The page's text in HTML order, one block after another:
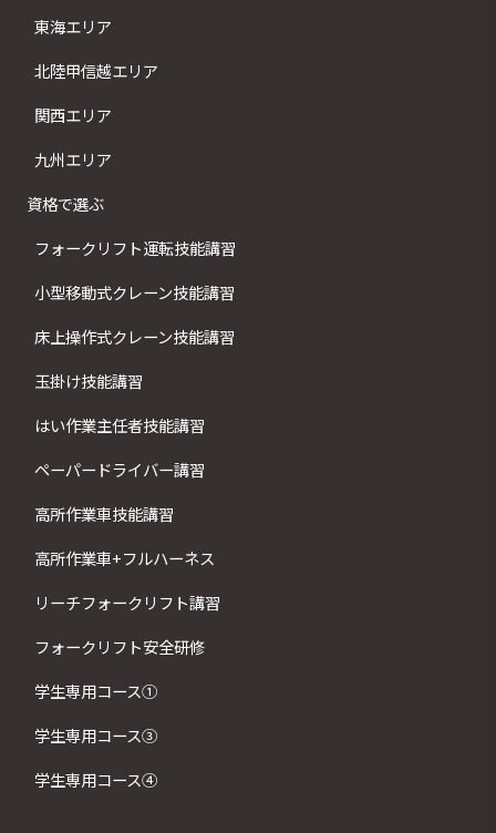
東海エリア
北陸甲信越エリア
関西エリア
九州エリア
資格で選ぶ
フォークリフト運転技能講習
小型移動式クレーン技能講習
床上操作式クレーン技能講習
玉掛け技能講習
はい作業主任者技能講習
ペーパードライバー講習
高所作業車技能講習
高所作業車+フルハーネス
リーチフォークリフト講習
フォークリフト安全研修
学生専用コース①
学生専用コース③
学生専用コース④